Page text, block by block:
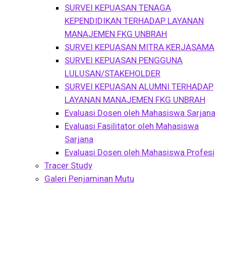
SURVEI KEPUASAN TENAGA
KEPENDIDIKAN TERHADAP LAYANAN
MANAJEMEN FKG UNBRAH
SURVEI KEPUASAN MITRA KERJASAMA
SURVEI KEPUASAN PENGGUNA
LULUSAN/STAKEHOLDER
SURVEI KEPUASAN ALUMNI TERHADAP
LAYANAN MANAJEMEN FKG UNBRAH
Evaluasi Dosen oleh Mahasiswa Sarjana
Evaluasi Fasilitator oleh Mahasiswa
Sarjana
Evaluasi Dosen oleh Mahasiswa Profesi
Tracer Study
Galeri Penjaminan Mutu